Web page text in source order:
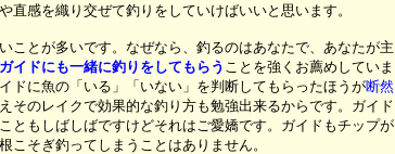
直感を織り交ぜて釣りをしていけばいいと思います。
ことが多いです。なぜなら、釣るのはあなたで、あなたが主
ガイドにも一緒に釣りをしてもらう ことを強くお薦めしていま
ドに魚の「いる」「いない」を判断してもらったほうが断然
そのレイクで効果的な釣り方も勉強出来るからです。ガイド
ともしばしばですけどそれはご愛嬌です。ガイドもチップが
こそぎ釣ってしまうことはありません。